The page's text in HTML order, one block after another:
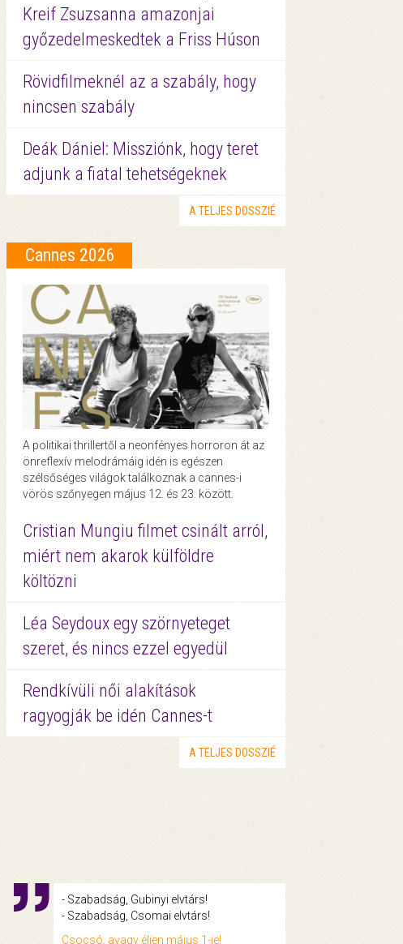
Kreif Zsuzsanna amazonjai
győzedelmeskedtek a Friss Húson
Rövidfilmeknél az a szabály, hogy
nincsen szabály
Deák Dániel: Missziónk, hogy teret
adjunk a fiatal tehetségeknek
A TELJES DOSSZIÉ
Cannes 2026
A politikai thrillertől a neonfényes horroron át az
önreflexív melodrámáig idén is egészen
szélsőséges világok találkoznak a cannes-i
vörös szőnyegen május 12. és 23. között.
Cristian Mungiu filmet csinált arról,
miért nem akarok külföldre
költözni
Léa Seydoux egy szörnyeteget
szeret, és nincs ezzel egyedül
Rendkívüli női alakítások
ragyogják be idén Cannes-t
A TELJES DOSSZIÉ
- Szabadság, Gubinyi elvtárs!
- Szabadság, Csomai elvtárs!
Csocsó, avagy éljen május 1-je!